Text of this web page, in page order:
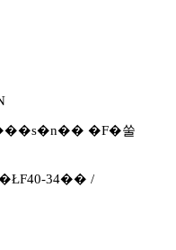
�F�쑬
34�� /